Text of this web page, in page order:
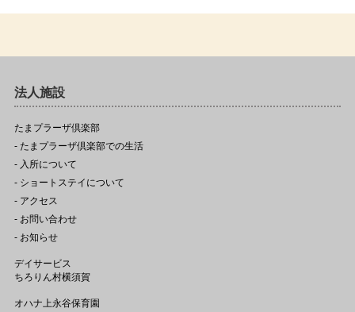
法人施設
たまプラーザ倶楽部
- たまプラーザ倶楽部での生活
- 入所について
- ショートステイについて
- アクセス
- お問い合わせ
- お知らせ
デイサービス
ちろりん村横須賀
オハナ上永谷保育園